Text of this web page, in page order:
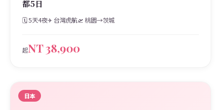
都5日
🗓 5天4夜✈ 台灣虎航🛫 桃園→茨城
起NT 38,900
日本